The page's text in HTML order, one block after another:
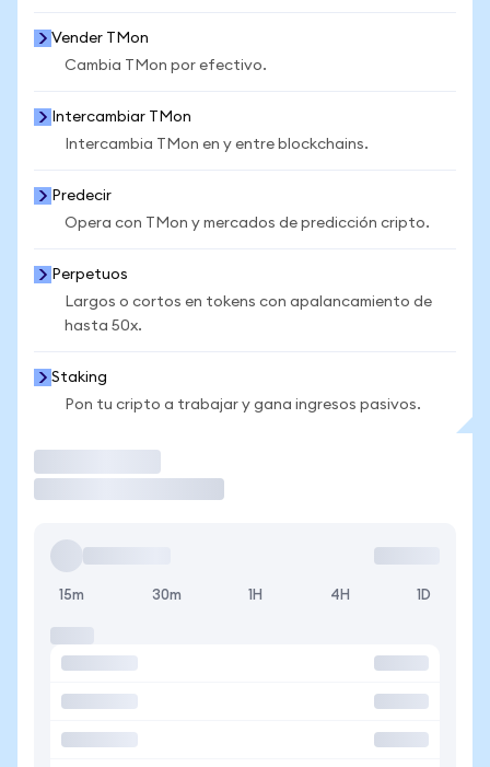
Vender TMon
Cambia TMon por efectivo.
Intercambiar TMon
Intercambia TMon en y entre blockchains.
Predecir
Opera con TMon y mercados de predicción cripto.
Perpetuos
Largos o cortos en tokens con apalancamiento de
hasta 50x.
Staking
Pon tu cripto a trabajar y gana ingresos pasivos.
15m 30m 1H 4H 1D